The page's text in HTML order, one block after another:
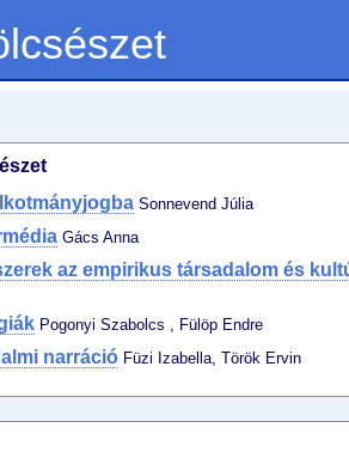
Sonnevend Júlia
Gács Anna
az empirikus társadalom és
Pogonyi Szabolcs , Fülöp Endre
narráció Füzi Izabella, Török Ervin